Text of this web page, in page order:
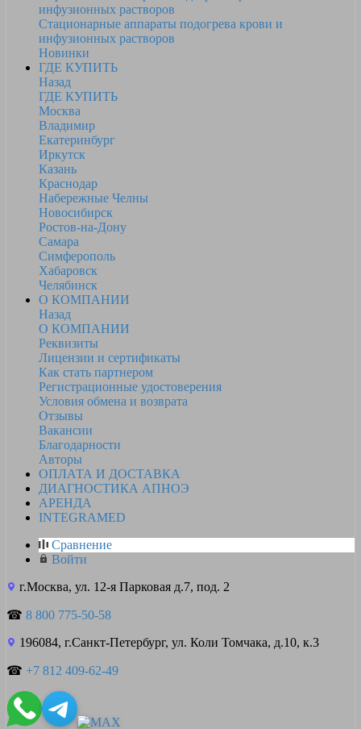
инфузионных растворов
Стационарные аппараты подогрева крови и
инфузионных растворов
Новинки
ГДЕ КУПИТЬ
Назад
ГДЕ КУПИТЬ
Москва
Владимир
Екатеринбург
Иркутск
Казань
Краснодар
Набережные Челны
Новосибирск
Ростов-на-Дону
Самара
Симферополь
Хабаровск
Челябинск
О КОМПАНИИ
Назад
О КОМПАНИИ
Реквизиты
Лицензии и сертификаты
Как стать партнером
Регистрационные удостоверения
Условия обмена и возврата
Отзывы
Вакансии
Благодарности
Авторы
ОПЛАТА И ДОСТАВКА
ДИАГНОСТИКА АПНОЭ
АРЕНДА
INTEGRAMED
Сравнение
Войти
г.Москва, ул. 12-я Парковая д.7, под. 2
☎ 8 800 775-50-58
196084, г.Санкт-Петербург, ул. Коли Томчака, д.10, к.3
☎ +7 812 409-62-49